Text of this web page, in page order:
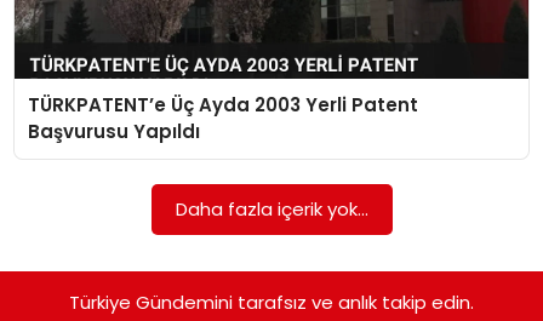
SIYASET
MAGAZIN
TÜRKPATENT’e Üç Ayda 2003 Yerli Patent
Başvurusu Yapıldı
Daha fazla içerik yok...
Türkiye Gündemini tarafsız ve anlık takip edin.